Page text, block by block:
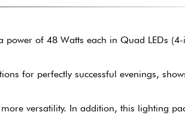
of 48 Watts each in Quad LEDs
for perfectly successful evenings,
versatility. In addition, this lighting